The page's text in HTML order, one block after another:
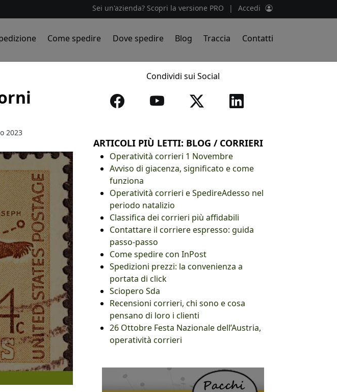
Sei un'azienda? Scopri la versione PRO | Accedi
Come spedire Dove spedire Blog Traccia Contatti
2023
Condividi sui Social
ARTICOLI PIÙ LETTI: BLOG / CORRIERI
Operatività corrieri 1 Novembre
Avviso di giacenza, significato e come
funziona
Operatività corrieri e SpedireAdesso nel
periodo natalizio
Classifica dei corrieri più affidabili
Contattare il corriere espresso: guida
passo-passo
Come spedire con InPost
Spedizioni prezzi: la convenienza a
portata di click
Sciopero Sda
Recensioni corrieri, chi sono e cosa
pensano di loro i clienti
26 Ottobre Festa Nazionale dell’Austria,
operatività corrieri